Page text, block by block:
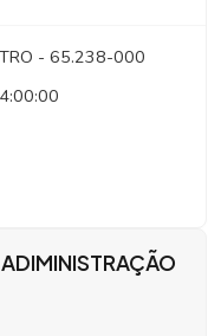
- 65.238-000